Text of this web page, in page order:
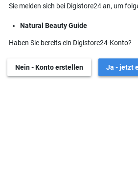
Sie melden sich bei Digistore24 an, um
Natural Beauty Guide
Haben Sie bereits ein Digistore24-Konto?
Nein - Konto erstellen Ja - jetzt